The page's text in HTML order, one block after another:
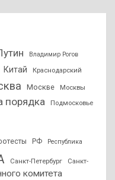
Владимир Рогов
Китай Краснодарский
Москве Москвы
порядка Подмосковье
РФ Республика
Санкт-Петербург
Санкт-
комитета